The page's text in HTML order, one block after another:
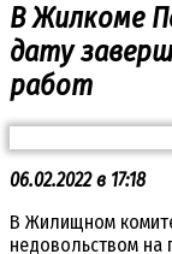
В Жилкоме
дату
работ
06.02.2022 в 17:18
В Жилищном
недовольством на